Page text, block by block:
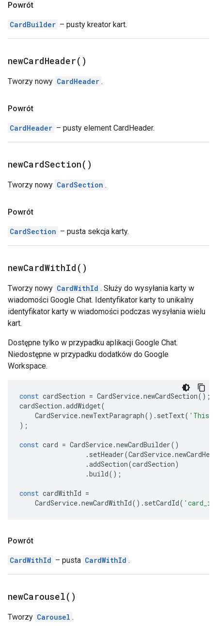
Powrót
CardBuilder – pusty kreator kart.
newCardHeader( )
Tworzy nowy CardHeader .
Powrót
CardHeader – pusty element CardHeader.
newCardSection( )
Tworzy nowy CardSection .
Powrót
CardSection – pusta sekcja karty.
newCardWithId( )
Tworzy nowy CardWithId . Służy do wysyłania karty w
wiadomości Google Chat. Identyfikator karty to unikalny
identyfikator karty w wiadomości podczas wysyłania wielu
kart.
Dostępne tylko w przypadku aplikacji Google Chat.
Niedostępne w przypadku dodatków do Google
Workspace.
const cardSection = CardService.newCardSection();
cardSection .addWidget(
CardService.newTextParagraph(). setText( 'This
);
const card = CardService.newCardBuilder()
. setHeader(CardService.
.addSection(cardSection)
.build();
const cardWithId =
CardService.newCardWithId(). setCardId(
Powrót
CardWithId – pusta CardWithId .
newCarousel( )
Tworzy Carousel .